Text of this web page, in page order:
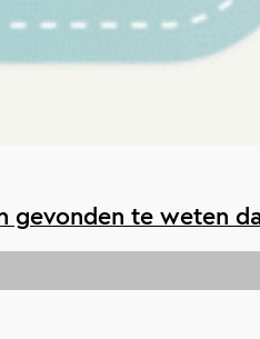
gevonden te weten